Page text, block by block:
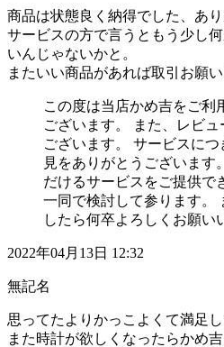
商品は状態良く納得でした、あ
サービスの方で言うともう少し
いんじゃないかと。
またいい商品があれば取引お願い
この度は当店かめ吉をご利
ございます。 また、レビュ
ございます。 サービスに
見をありがとうございます
だけるサービスをご提供で
一同で検討して参ります。
したら何卒よろしくお願い
2022年04月13日 12:32
無記名
思ってたよりかっこよくて満足し
また時計が欲しくなったらかめ